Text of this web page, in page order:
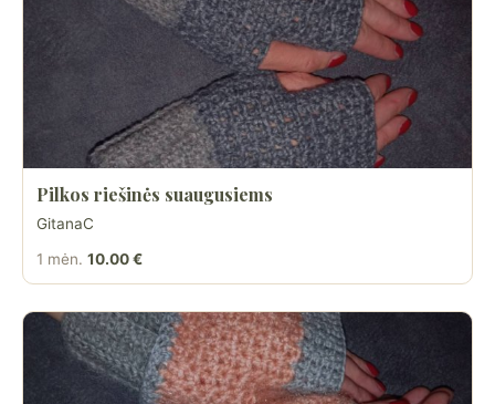
Pilkos riešinės suaugusiems
GitanaC
1 mėn. 10.00 €